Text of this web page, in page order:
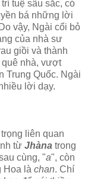
tuệ sâu sắc, có
bá những lời
vậy, Ngài cổi bỏ
của nhà sư
giồi và thành
nhà, vượt
Trung Quốc. Ngài
lời dạy.
liên quan
từ Jhàna trong
cùng, "a", còn
Hoa là chan. Chí